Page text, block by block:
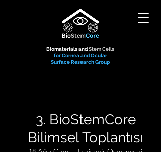
Biomaterials andStem Cells
for Cornea and Ocular
Surface Research Group
3. BioStemCore
Bilimsel Toplantısı